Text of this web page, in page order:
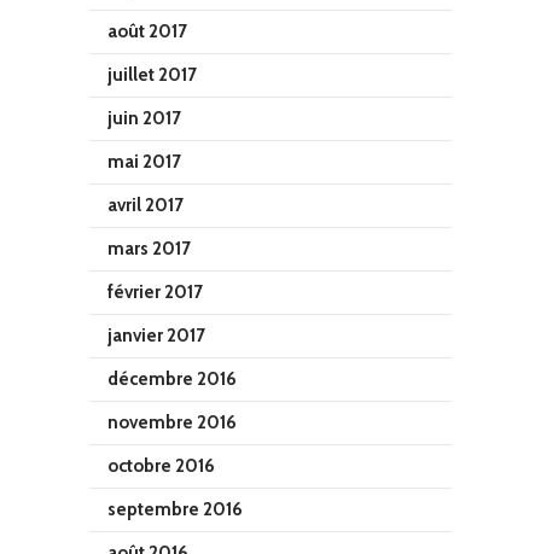
août 2017
juillet 2017
juin 2017
mai 2017
avril 2017
mars 2017
février 2017
janvier 2017
décembre 2016
novembre 2016
octobre 2016
septembre 2016